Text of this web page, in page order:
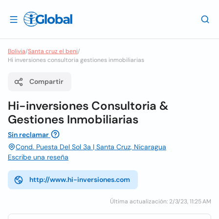
Bolivia/Santa cruz el beni/
Hi inversiones consultoria gestiones inmobiliarias
Compartir
Hi-inversiones Consultoria &
Gestiones Inmobiliarias
Sin reclamar
Cond. Puesta Del Sol 3a | Santa Cruz, Nicaragua
Escribe una reseña
http://www.hi-inversiones.com
Última actualización: 2/3/23, 11:25 AM